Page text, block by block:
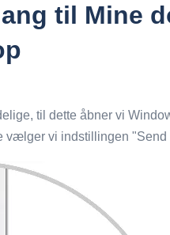
til Mine
til dette åbner vi
vælger vi indstillingen